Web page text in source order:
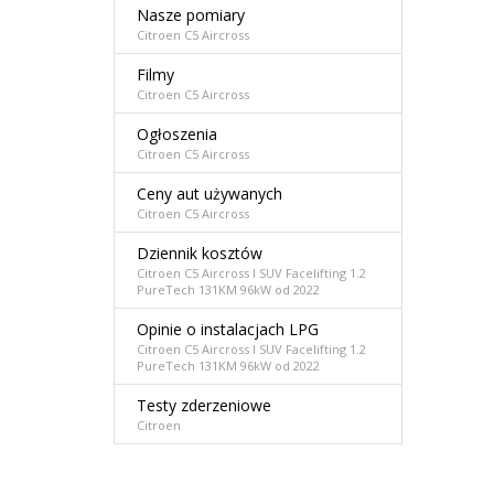
Nasze pomiary
Citroen C5 Aircross
Filmy
Citroen C5 Aircross
Ogłoszenia
Citroen C5 Aircross
Ceny aut używanych
Citroen C5 Aircross
Dziennik kosztów
Citroen C5 Aircross I SUV Facelifting 1.2
PureTech 131KM 96kW od 2022
Opinie o instalacjach LPG
Citroen C5 Aircross I SUV Facelifting 1.2
PureTech 131KM 96kW od 2022
Testy zderzeniowe
Citroen